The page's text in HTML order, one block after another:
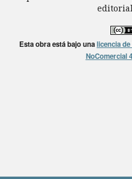
Esta obra está bajo unalicencia
NoComercial